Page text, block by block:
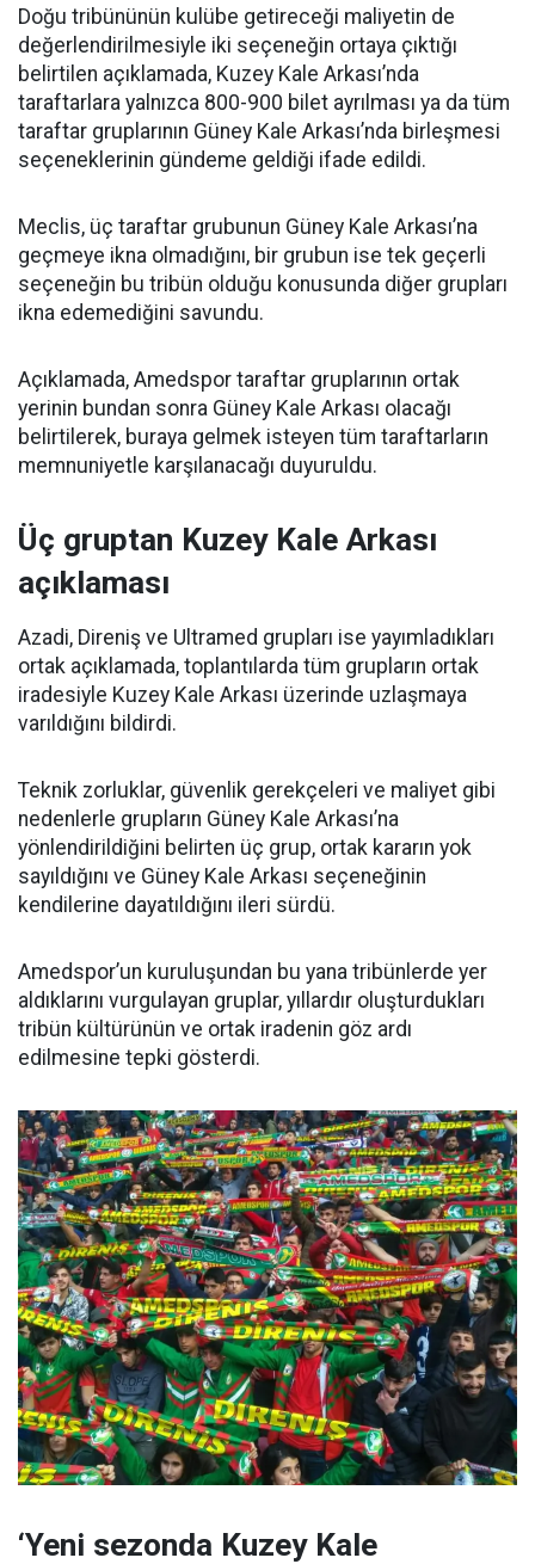
Doğu tribününün kulübe getireceği maliyetin de
değerlendirilmesiyle iki seçeneğin ortaya çıktığı
belirtilen açıklamada, Kuzey Kale Arkası’nda
taraftarlara yalnızca 800-900 bilet ayrılması ya da tüm
taraftar gruplarının Güney Kale Arkası’nda birleşmesi
seçeneklerinin gündeme geldiği ifade edildi.
Meclis, üç taraftar grubunun Güney Kale Arkası’na
geçmeye ikna olmadığını, bir grubun ise tek geçerli
seçeneğin bu tribün olduğu konusunda diğer grupları
ikna edemediğini savundu.
Açıklamada, Amedspor taraftar gruplarının ortak
yerinin bundan sonra Güney Kale Arkası olacağı
belirtilerek, buraya gelmek isteyen tüm taraftarların
memnuniyetle karşılanacağı duyuruldu.
Üç gruptan Kuzey Kale Arkası
açıklaması
Azadi, Direniş ve Ultramed grupları ise yayımladıkları
ortak açıklamada, toplantılarda tüm grupların ortak
iradesiyle Kuzey Kale Arkası üzerinde uzlaşmaya
varıldığını bildirdi.
Teknik zorluklar, güvenlik gerekçeleri ve maliyet gibi
nedenlerle grupların Güney Kale Arkası’na
yönlendirildiğini belirten üç grup, ortak kararın yok
sayıldığını ve Güney Kale Arkası seçeneğinin
kendilerine dayatıldığını ileri sürdü.
Amedspor’un kuruluşundan bu yana tribünlerde yer
aldıklarını vurgulayan gruplar, yıllardır oluşturdukları
tribün kültürünün ve ortak iradenin göz ardı
edilmesine tepki gösterdi.
‘Yeni sezonda Kuzey Kale